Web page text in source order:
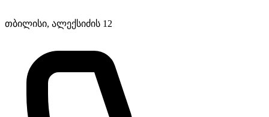
თბილისი, ალექსიძის 12